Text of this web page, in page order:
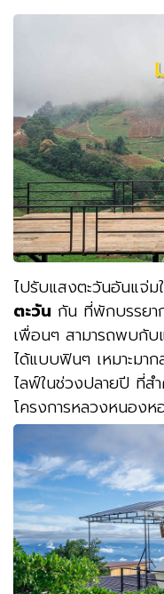
ไปรับแสงตะวันอันแจ่
ตะวัน กัน ที่พักบรรยา
เพื่อนๆ สามารถพบกับ
ได้แบบฟินๆ เหมาะมา
ไลฟ์ในช่วงปลายปี ที่
โครงการหลวงหนอง